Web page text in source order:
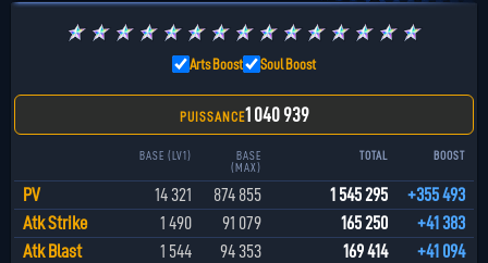
★ ★ ★ ★ ★ ★ ★ ★ ★ ★ ★ ★ ★ ★ ★
Arts Boost Soul Boost
PUISSANCE1 040 939
BASE (LV1)
BASE
(MAX)
TOTAL BOOST
PV 14 321 874 855 1 545 295
+355 493
Atk Strike
1 490 91 079 165 250
+41 383
Atk Blast
1 544 94 353 169 414
+41 094